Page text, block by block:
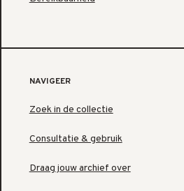
NAVIGEER
Zoek in de collectie
Consultatie & gebruik
Draag jouw archief over